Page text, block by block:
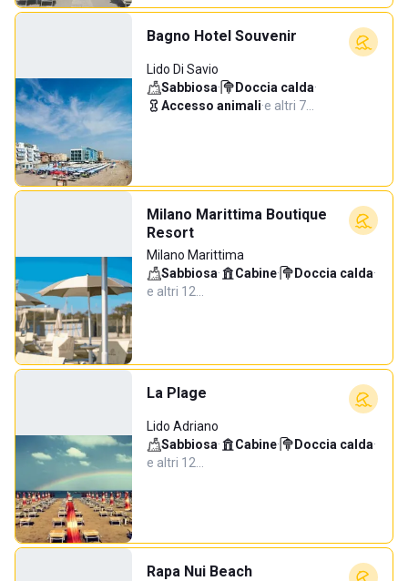
Bagno Hotel Souvenir
Lido Di Savio
Sabbiosa· Doccia calda·
Accesso animali·e altri 7…
Milano Marittima Boutique
Resort
Milano Marittima
Sabbiosa· Cabine· Doccia calda·
e altri 12…
La Plage
Lido Adriano
Sabbiosa· Cabine· Doccia calda·
e altri 12…
Rapa Nui Beach